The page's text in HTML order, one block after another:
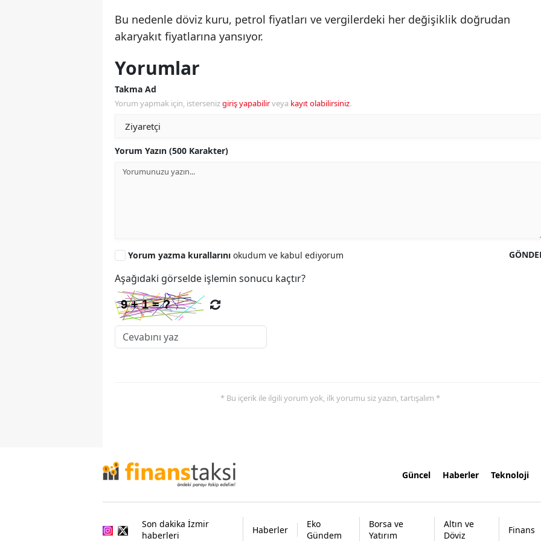
Bu nedenle döviz kuru, petrol fiyatları ve vergilerdeki her değişiklik doğrudan
akaryakıt fiyatlarına yansıyor.
Yorumlar
Takma Ad
Yorum yapmak için, istersenizgiriş yapabilirveya kayıt olabilirsiniz.
Yorum Yazın (500 Karakter)
Yorum yazma kurallarını okudum ve kabul ediyorum
Aşağıdaki görselde işlemin sonucu kaçtır?
* Bu içerik ile ilgili yorum yok, ilk yorumu siz yazın, tartışalım *
Güncel Haberler Teknoloji
Son dakika İzmir
haberleri
Haberler
Eko
Gündem
Borsa ve
Yatırım
Altın ve
Döviz
Finans